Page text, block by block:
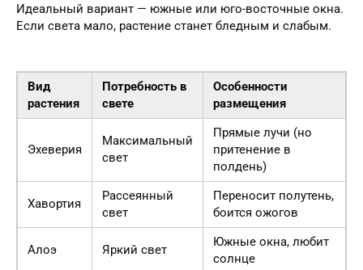
Идеальный вариант — южные или юго-восточные окна.
Если света мало, растение станет бледным и слабым.
Вид
растения
Потребность в
свете
Особенности
размещения
Эхеверия
Максимальный
свет
Прямые лучи (но
притенение в
полдень)
Хавортия
Рассеянный
свет
Переносит полутень,
боится ожогов
Алоэ Яркий свет
Южные окна, любит
солнце